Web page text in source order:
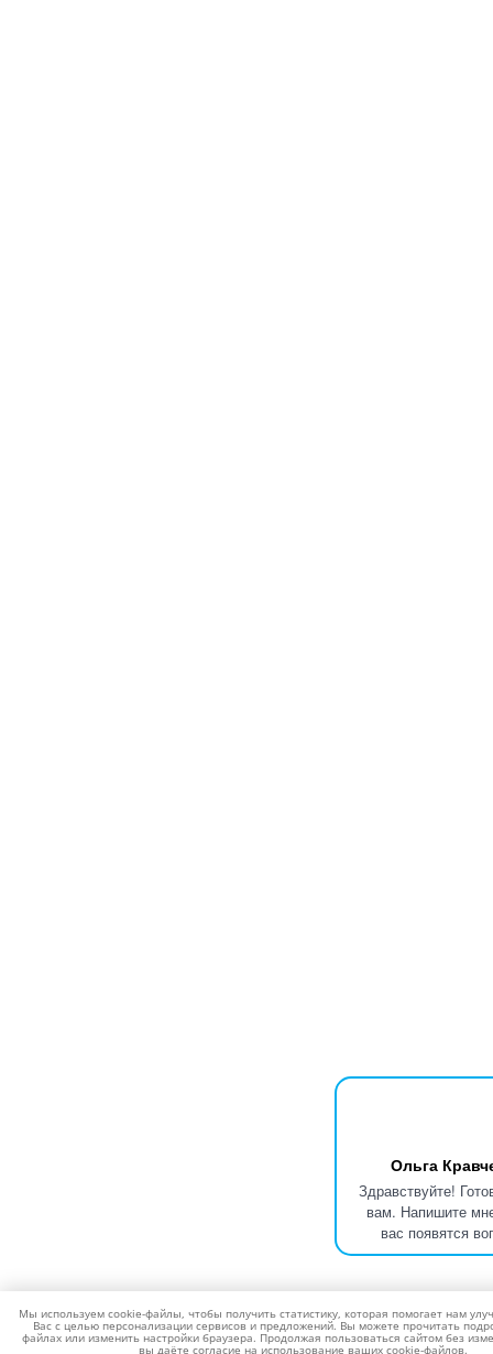
Ольга
Здравствуйте!
вам. Напишите
вас появятся
Мы используем cookie-файлы, чтобы получить статистику, которая помогает нам
Вас с целью персонализации сервисов и предложений. Вы можете прочитать
файлах или изменить настройки браузера. Продолжая пользоваться сайтом без
вы даёте согласие на использование ваших cookie-файлов.